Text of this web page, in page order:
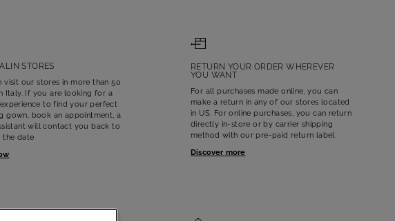
STORES
visit our stores in more than 50
Italy. If you are looking for a
to find your perfect
gown, book an appointment, a
will contact you back to
the date
RETURN YOUR ORDER WHEREVER
YOU WANT
For all purchases made online, you can
make a return in any of our stores located
in US. For online purchases, you can return
directly in-store or by carrier shipping
method with our pre-paid return label.
Discover more